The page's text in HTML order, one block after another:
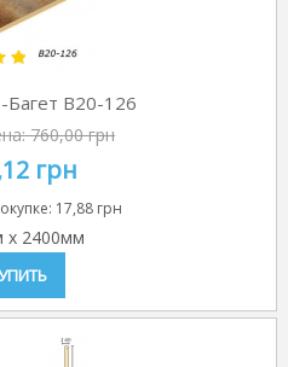
B20-126
760,00 грн
грн
17,88 грн
x 2400мм